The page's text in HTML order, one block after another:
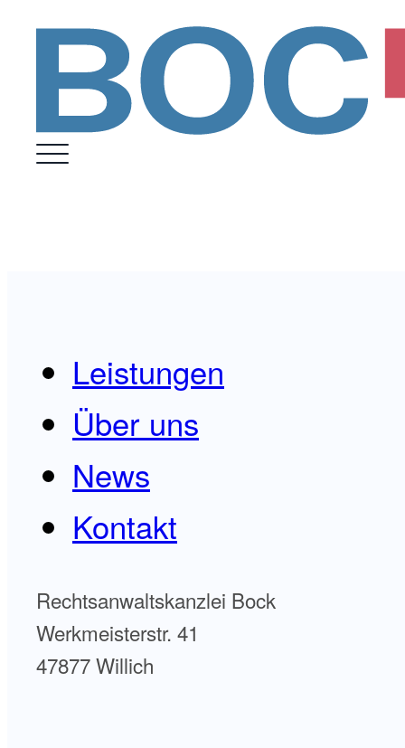
Leistungen
Über uns
News
Kontakt
Rechtsanwaltskanzlei Bock
Werkmeisterstr. 41
47877 Willich